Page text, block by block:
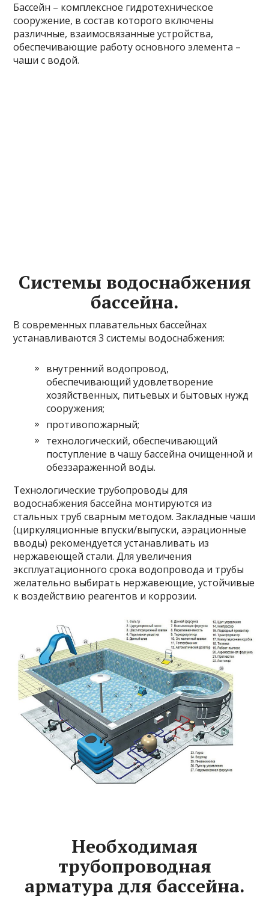
Бассейн – комплексное гидротехническое
сооружение, в состав которого включены
различные, взаимосвязанные устройства,
обеспечивающие работу основного элемента –
чаши с водой.
Системы водоснабжения
бассейна.
В современных плавательных бассейнах
устанавливаются 3 системы водоснабжения:
внутренний водопровод,
обеспечивающий удовлетворение
хозяйственных, питьевых и бытовых нужд
сооружения;
противопожарный;
технологический, обеспечивающий
поступление в чашу бассейна очищенной и
обеззараженной воды.
Технологические трубопроводы для
водоснабжения бассейна монтируются из
стальных труб сварным методом. Закладные чаши
(циркуляционные впуски/выпуски, аэрационные
вводы) рекомендуется устанавливать из
нержавеющей стали. Для увеличения
эксплуатационного срока водопровода и трубы
желательно выбирать нержавеющие, устойчивые
к воздействию реагентов и коррозии.
Необходимая
трубопроводная
арматура для бассейна.